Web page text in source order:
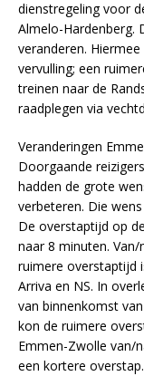
dienstregeling voor
Almelo-Hardenberg.
veranderen.
vervulling; een
treinen naar de
raadplegen via
Veranderingen
Doorgaande
hadden de grote
verbeteren. Die
De overstaptijd op
naar 8 minuten.
ruimere overstaptijd
Arriva en NS. In
van binnenkomst
kon de ruimere
Emmen-Zwolle van/
een kortere